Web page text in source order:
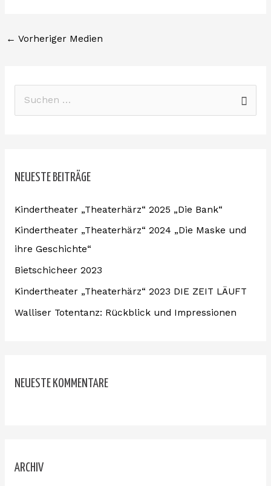
← Vorheriger Medien
e
n
a
c
h
:
NEUESTE BEITRÄGE
Kindertheater „Theaterhärz“ 2025 „Die Bank“
Kindertheater „Theaterhärz“ 2024 „Die Maske und
ihre Geschichte“
Bietschicheer 2023
Kindertheater „Theaterhärz“ 2023 DIE ZEIT LÄUFT
Walliser Totentanz: Rückblick und Impressionen
NEUESTE KOMMENTARE
ARCHIV